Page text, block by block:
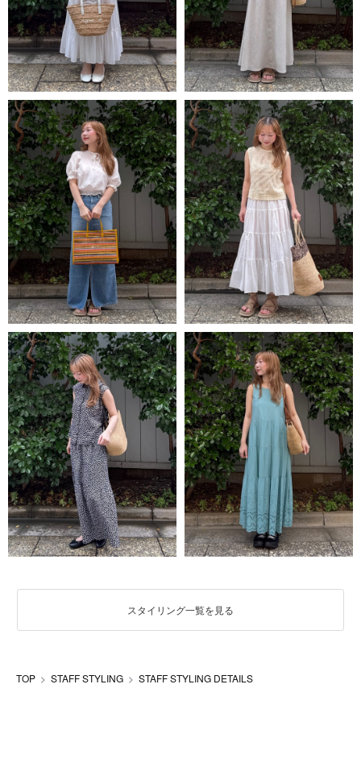
スタイリング一覧を見る
TOP STAFF STYLING STAFF STYLING DETAILS